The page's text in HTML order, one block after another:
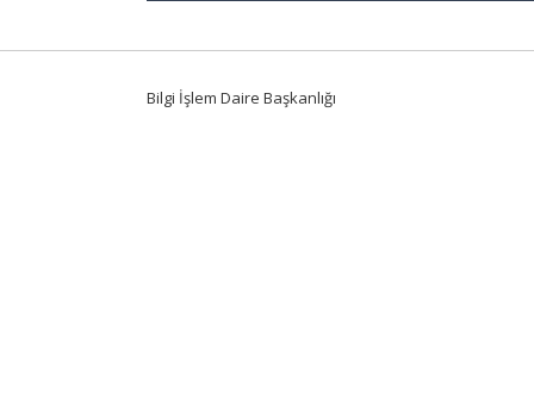
Bilgi İşlem Daire Başkanlığı